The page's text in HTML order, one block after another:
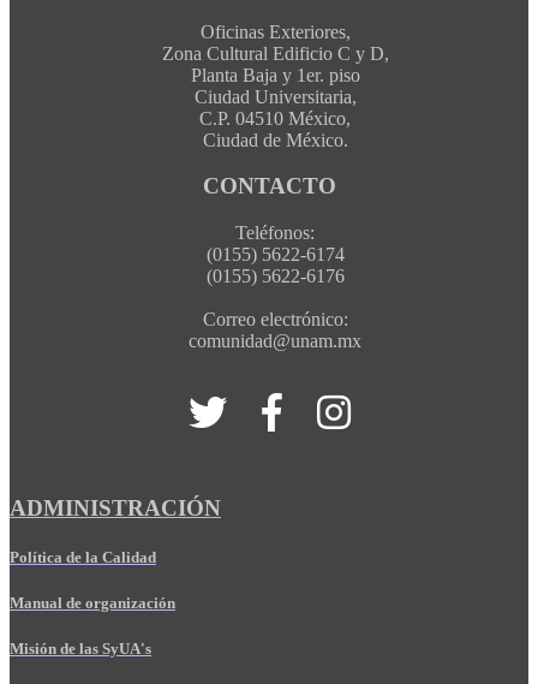
Oficinas Exteriores,
Zona Cultural Edificio C y D,
Planta Baja y 1er. piso
Ciudad Universitaria,
C.P. 04510 México,
Ciudad de México.
CONTACTO
Teléfonos:
(0155) 5622-6174
(0155) 5622-6176
Correo electrónico:
comunidad@unam.mx
ADMINISTRACIÓN
Política de la Calidad
Manual de organización
Misión de las SyUA's